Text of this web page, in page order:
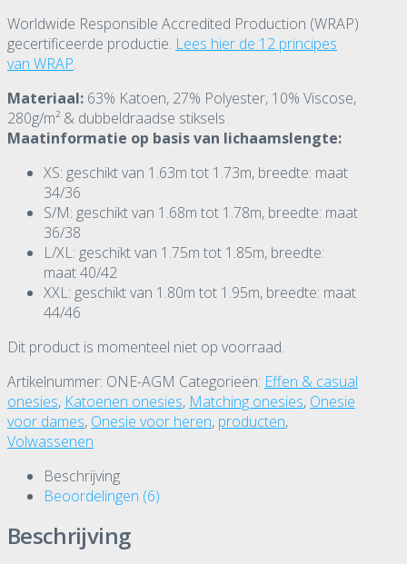
Worldwide Responsible Accredited Production (WRAP)
gecertificeerde productie. Lees hier de 12 principes
van WRAP.
Materiaal: 63% Katoen, 27% Polyester, 10% Viscose,
280g/m² & dubbeldraadse stiksels
Maatinformatie op basis van lichaamslengte:
XS: geschikt van 1.63m tot 1.73m, breedte: maat
34/36
S/M: geschikt van 1.68m tot 1.78m, breedte: maat
36/38
L/XL: geschikt van 1.75m tot 1.85m, breedte:
maat 40/42
XXL: geschikt van 1.80m tot 1.95m, breedte: maat
44/46
Dit product is momenteel niet op voorraad.
Artikelnummer: ONE-AGM Categorieën: Effen & casual
onesies, Katoenen onesies, Matching onesies, Onesie
voor dames, Onesie voor heren, producten,
Volwassenen
Beschrijving
Beoordelingen (6)
Beschrijving